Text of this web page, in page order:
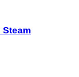
Steam